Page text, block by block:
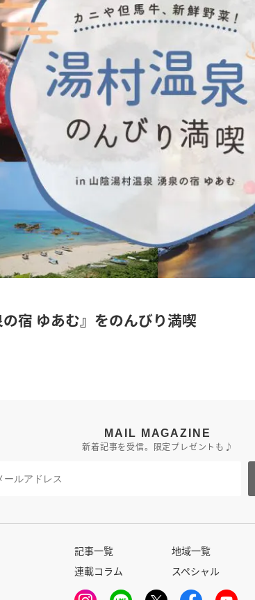
宿 ゆあむ』をのんびり満喫
MAIL MAGAZINE
新着記事を受信。限定プレゼントも♪
記事一覧
連載コラム
地域一覧
スペシャル